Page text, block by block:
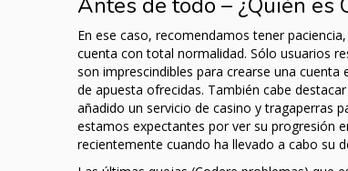
En ese caso, recomendamos tener
cuenta con total normalidad. Sólo usuarios
son imprescindibles para crearse una
de apuesta ofrecidas. También cabe
añadido un servicio de casino y tragaperras
estamos expectantes por ver su progresión
recientemente cuando ha llevado a cabo su